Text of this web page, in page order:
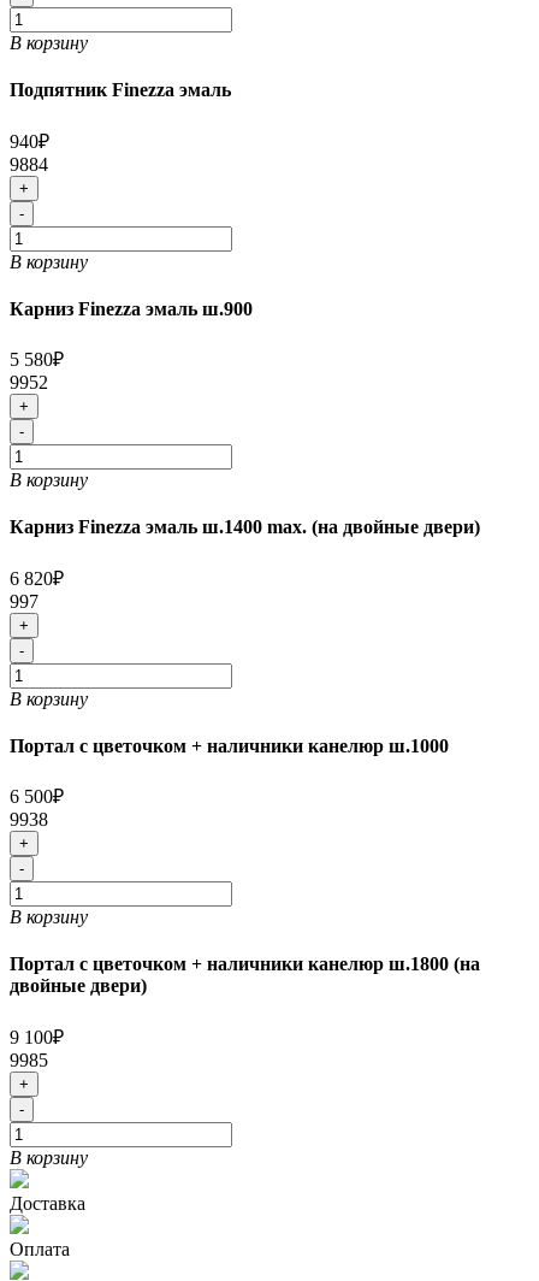
В корзину
Подпятник Finezza эмаль
940₽
9884
+
-
В корзину
Карниз Finezza эмаль ш.900
5 580₽
9952
+
-
В корзину
Карниз Finezza эмаль ш.1400 max. (на двойные двери)
6 820₽
997
+
-
В корзину
Портал с цветочком + наличники канелюр ш.1000
6 500₽
9938
+
-
В корзину
Портал с цветочком + наличники канелюр ш.1800 (на
двойные двери)
9 100₽
9985
+
-
В корзину
Доставка
Оплата